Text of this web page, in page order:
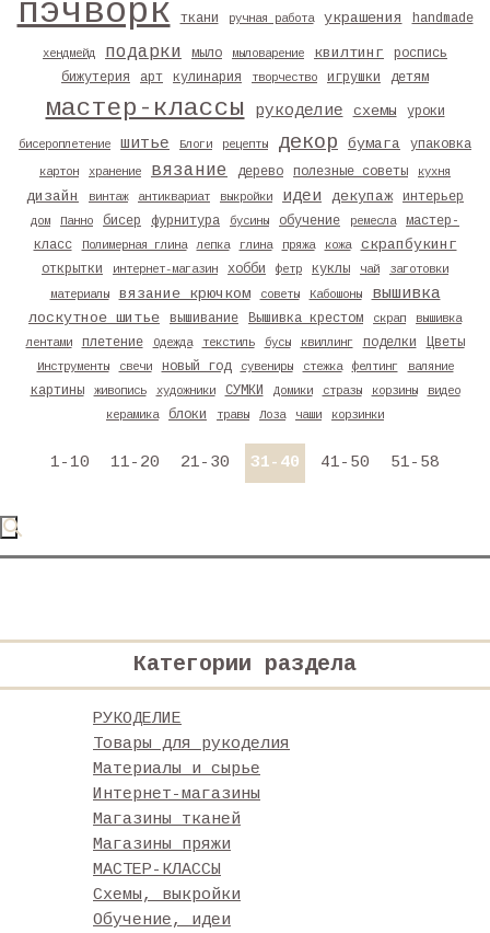
пэчворк ткани ручная работа украшения handmade
хендмейд подарки мыло мыловарение квилтинг
роспись
бижутерия
арт кулинария творчество игрушки детям
мастер-классы рукоделие схемы уроки
бисероплетение шитье Блоги рецепты декор бумага упаковка
картон хранение вязание дерево полезные советы кухня
дизайн винтаж антиквариат выкройки идеи декупаж интерьер
дом Панно бисер фурнитура бусины обучение ремесла
мастер-
класс
Полимерная глина лепка глина пряжа кожа скрапбукинг
открытки интернет-магазин хобби фетр куклы чай
заготовки
материалы
вязание крючком советы Кабошоны вышивка
лоскутное шитье вышивание Вышивка крестом скрап
вышивка
лентами
плетение Одежда текстиль бусы квиллинг поделки Цветы
Инструменты свечи новый год сувениры стежка фелтинг валяние
картины живопись художники СУМКИ Домики стразы корзины
видео
керамика
блоки травы Лоза чаши корзинки
1-10 11-20 21-30 31-40 41-50 51-58
Категории раздела
РУКОДЕЛИЕ
Товары для рукоделия
Материалы и сырье
Интернет-магазины
Магазины тканей
Магазины пряжи
МАСТЕР-КЛАССЫ
Схемы, выкройки
Обучение, идеи